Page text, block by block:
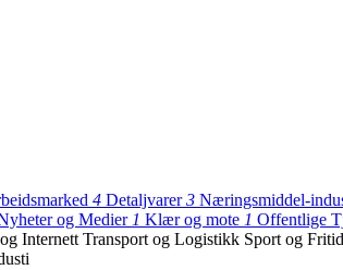
4 Detaljvarer3 Næringsmiddel-
og Medier 1 Klær og mote 1 Offentlige
Internett Transport og Logistikk Sport og Fritid